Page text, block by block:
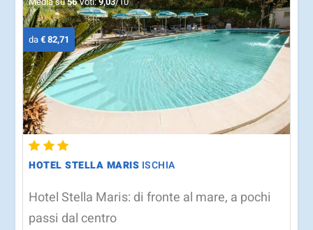
da€ 82,71
HOTEL STELLA MARIS ISCHIA
Hotel Stella Maris: di fronte al mare, a pochi
passi dal centro